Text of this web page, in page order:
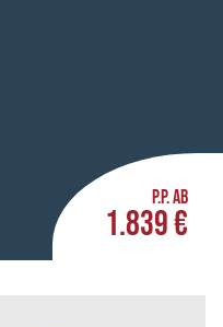
P.P. AB
1.839 €